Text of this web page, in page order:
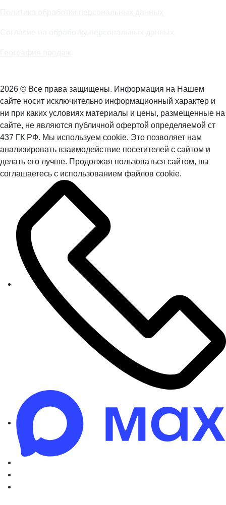
2026 © Все права защищены. Информация на Нашем
сайте носит исключительно информационный характер и
ни при каких условиях материалы и цены, размещенные на
сайте, не являются публичной офертой определяемой ст
437 ГК РФ. Мы используем cookie. Это позволяет нам
анализировать взаимодействие посетителей с сайтом и
делать его лучше. Продолжая пользоваться сайтом, вы
соглашаетесь с использованием файлов cookie.